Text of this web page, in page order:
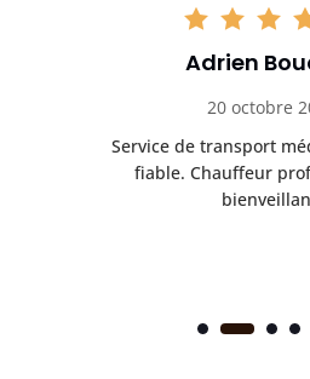
Adrien
20 octobre
Service de transport
fiable. Chauffeur